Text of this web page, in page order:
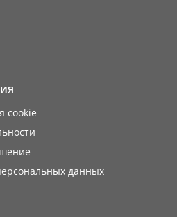
cookie
данных